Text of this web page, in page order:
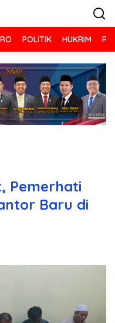
POLITIK HUKRIM
Pemerhati
Baru di